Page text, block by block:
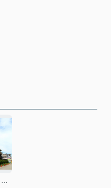
神戸市西区前開南町１丁目